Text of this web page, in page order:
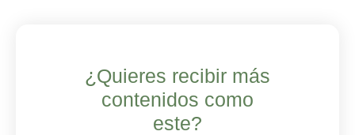
¿Quieres recibir más
contenidos como
este?